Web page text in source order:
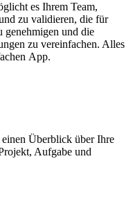
es Ihrem Team,
zu validieren, die für
genehmigen und die
zu vereinfachen. Alles
App.
Überblick über Ihre
Aufgabe und